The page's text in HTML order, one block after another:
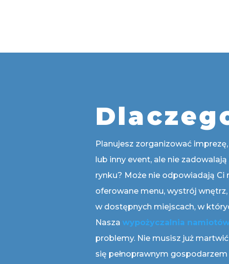
Planujesz zorganizować
lub inny event, ale nie
rynku? Może nie odpowiadają Ci
oferowane menu, wystrój
w dostępnych miejscach, w
Naszawypożyczalnia
problemy. Nie musisz już
się pełnoprawnym